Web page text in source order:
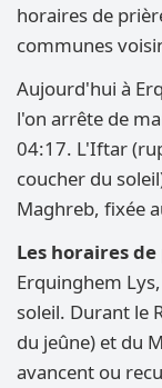
horaires de
communes
Aujourd'hui à
l'on arrête de
04:17. L'Iftar
coucher du
Maghreb, fixée
Les horaires
Erquinghem
soleil. Durant le
du jeûne) et du
avancent ou